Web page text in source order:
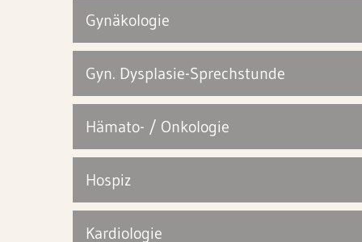
Intensivmedizin
Gynäkologie
Gyn. Dysplasie-Sprechstunde
Hämato- / Onkologie
Hospiz
Kardiologie